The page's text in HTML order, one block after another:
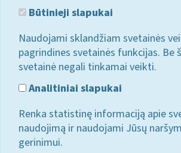
Būtinieji slapukai
Naudojami sklandžiam svetainės
pagrindines svetainės funkcijas. Be
svetainė negali tinkamai veikti.
Analitiniai slapukai
Renka statistinę informaciją apie
naudojimą ir naudojami Jūsų
gerinimui.